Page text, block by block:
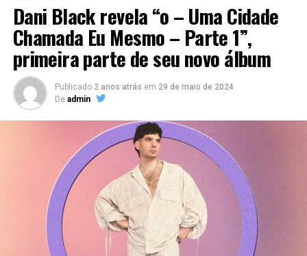
Dani Black revela “o – Uma Cidade
Chamada Eu Mesmo – Parte 1”,
primeira parte de seu novo álbum
Publicado 2 anos atrás em 29 de maio de 2024
De admin